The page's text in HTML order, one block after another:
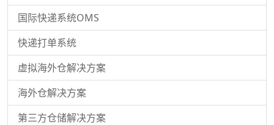
国际快递系统OMS
快递打单系统
虚拟海外仓解决方案
海外仓解决方案
第三方仓储解决方案